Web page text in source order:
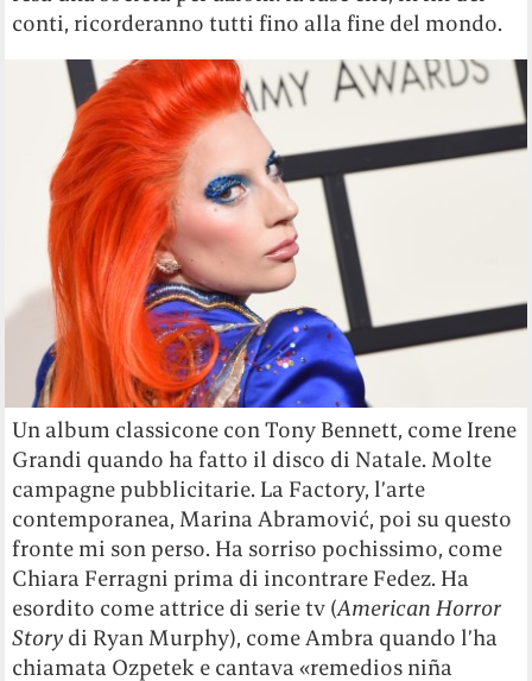
conti, ricorderanno tutti fino alla fine del mondo.
Un album classicone con Tony Bennett, come Irene
Grandi quando ha fatto il disco di Natale. Molte
campagne pubblicitarie. La Factory, l’arte
contemporanea, Marina Abramović, poi su questo
fronte mi son perso. Ha sorriso pochissimo, come
Chiara Ferragni prima di incontrare Fedez. Ha
esordito come attrice di serie tv (American Horror
Story di Ryan Murphy), come Ambra quando l’ha
chiamata Ozpetek e cantava «remedios niña